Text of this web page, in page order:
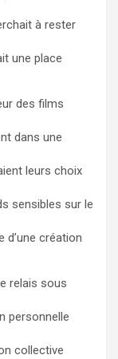
à rester
une place
des films
dans une
leurs choix
sensibles sur le
d’une création
relais sous
personnelle
collective